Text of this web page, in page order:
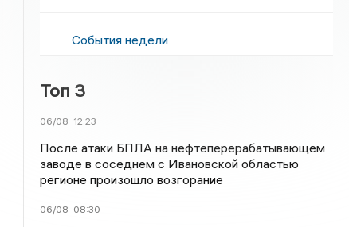
События недели
Топ 3
06/08 12:23
После атаки БПЛА на нефтеперерабатывающем
заводе в соседнем с Ивановской областью
регионе произошло возгорание
06/08 08:30